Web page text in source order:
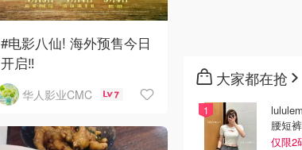
#电影八仙! 海外预售今日
开启‼️
华人影业CMC 7
大家都在抢
腰短
仅限2